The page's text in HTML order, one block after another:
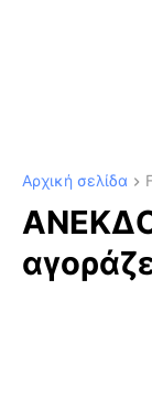
Αρχική σελίδα